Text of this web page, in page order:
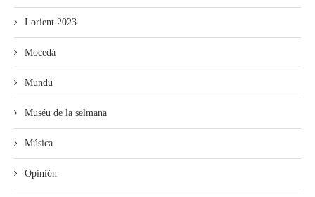
Lorient 2023
Mocedá
Mundu
Muséu de la selmana
Música
Opinión